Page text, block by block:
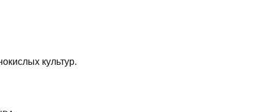
культур.